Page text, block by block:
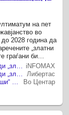
на пет
во
до 2028 година да
„златни
граѓани би
безвизно
ЕУ им постави ултиматум на пет држави поради „златните пасоши“ iNFOMAX
ЕУ им постави ултиматум на пет држави поради „златните пасоши“
Либертас
ЕУ оштро се закани: Укинете ги „златните пасоши“ или ќе останете без виза
Во Центар